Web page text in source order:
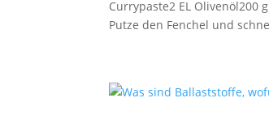
Currypaste2 EL Olivenöl200
Putze den Fenchel und